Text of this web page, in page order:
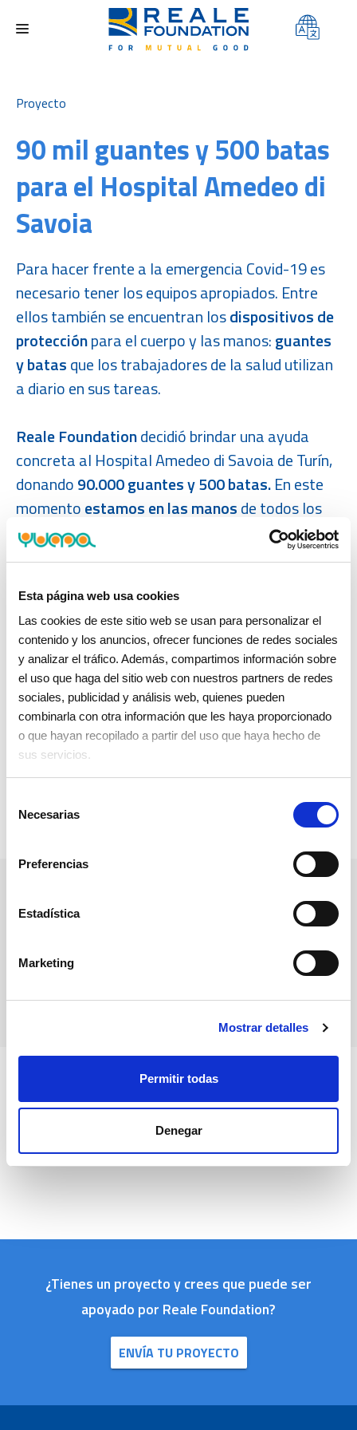
Esta página web usa cookies
Las cookies de este sitio web se usan para personalizar el
contenido y los anuncios, ofrecer funciones de redes sociales
y analizar el tráfico. Además, compartimos información sobre
el uso que haga del sitio web con nuestros partners de redes
sociales, publicidad y análisis web, quienes pueden
combinarla con otra información que les haya proporcionado
o que hayan recopilado a partir del uso que haya hecho de
sus servicios.
Necesarias
Preferencias
Estadística
Marketing
Mostrar detalles
Permitir todas
Denegar
PROYECTOS
CONCURSO
MEDIOS
Proyecto
90 mil guantes y 500 batas
para el Hospital Amedeo di
Savoia
Para hacer frente a la emergencia Covid-19 es
necesario tener los equipos apropiados. Entre
ellos también se encuentran losdispositivos de
protecciónpara el cuerpo y las manos:guantes
y batasque los trabajadores de la salud utilizan
a diario en sus tareas.
Reale Foundationdecidió brindar una ayuda
concreta al Hospital Amedeo di Savoia de Turín,
donando90.000 guantes y 500 batas.En este
momentoestamos en las manosde todos los
que trabajan en primera línea, ¡y Reale
Foundation les quiere proteger!
Área de intervención
Covid-19 emergencia
¿Tienes un proyecto y crees que puede ser
apoyado por Reale Foundation?
ENVÍA TU PROYECTO